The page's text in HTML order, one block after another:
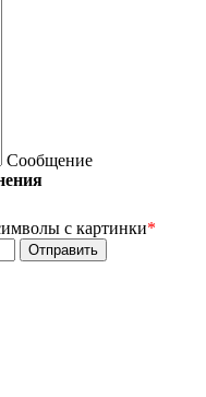
Сообщение
с картинки*